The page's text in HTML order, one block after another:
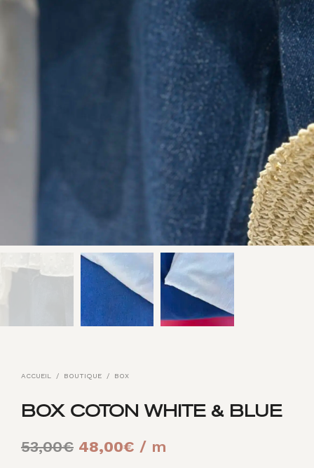
ACCUEIL / BOUTIQUE / BOX
BOX COTON WHITE & BLUE
53,00€ Le
48,00€ Le
/ m